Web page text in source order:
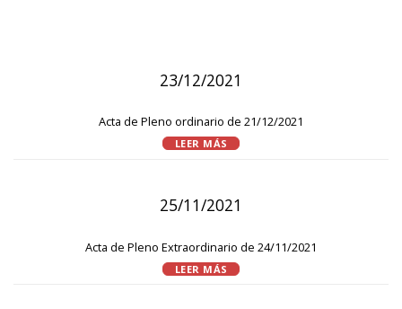
23/12/2021
Acta de Pleno ordinario de 21/12/2021
LEER MÁS
25/11/2021
Acta de Pleno Extraordinario de 24/11/2021
LEER MÁS